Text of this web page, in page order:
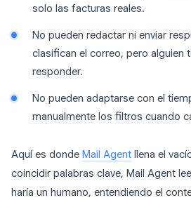
solo las facturas reales.
No pueden redactar ni enviar
clasifican el correo, pero alguien
responder.
No pueden adaptarse con el
manualmente los filtros cuando
Aquí es donde Mail Agent llena el
coincidir palabras clave, Mail Agent
haría un humano, entendiendo el